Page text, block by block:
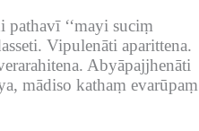
pathavī ‘‘mayi suciṃ
Vipulenāti aparittena.
Abyāpajjhenāti
mādiso kathaṃ evarūpaṃ